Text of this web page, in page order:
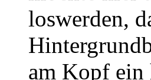
loswerden,
am Kopf ein